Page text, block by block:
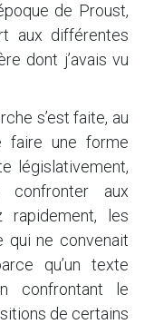
de Proust,
aux différentes
dont j’avais vu
s’est faite, au
faire une forme
législativement,
aux
rapidement, les
qui ne convenait
qu’un texte
confrontant le
de certains